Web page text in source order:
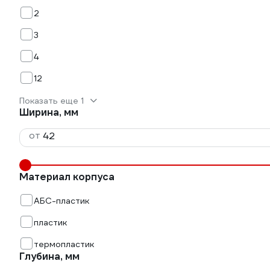
2
3
4
12
Показать еще 1
Ширина, мм
от
Материал корпуса
АБС-пластик
пластик
термопластик
Глубина, мм